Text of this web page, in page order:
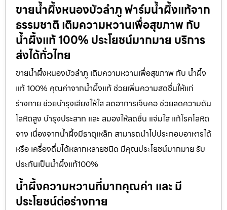
ขายน้ำผึ้งหนองบัวลำภู ฟาร์มน้ำผึ้งแท้จาก
ธรรมชาติ เติมความหวานเพื่อสุขภาพ กับ
น้ำผึ้งแท้ 100% ประโยชน์มากมาย บริการ
ส่งได้ทั่วไทย
ขายน้ำผึ้งหนองบัวลำภู เติมความหวานเพื่อสุขภาพ กับ น้ำผึ้ง
แท้ 100% คุณค่าจากน้ำผึ้งแท้ ช่วยเพิ่มความสดชื่นให้แก่
ร่างกาย ช่วยบำรุงเสียงให้ใส ลดอาการเจ็บคอ ช่วยลดความดัน
โลหิตสูง บำรุงประสาท และ สมองให้สดชื่น แจ่มใส แก้โรคโลหิต
จาง เนื่องจากน้ำผึ้งมีธาตุเหล็ก สามารถนำไปประกอบอาหารได้
หรือ เครื่องดื่มได้หลากหลายชนิด มีคุณประโยชน์มากมาย รับ
ประกันเป็นน้ำผึ้งแท้100%
น้ำผึ้งความหวานที่มากคุณค่า และ มี
ประโยชน์ต่อร่างกาย